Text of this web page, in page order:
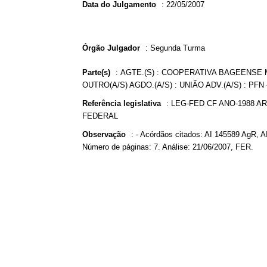
Data do Julgamento : 22/05/2007
Órgão Julgador : Segunda Turma
Parte(s) : AGTE.(S) : COOPERATIVA BAGEENSE
OUTRO(A/S) AGDO.(A/S) : UNIÃO ADV.(A/S) :
Referência legislativa : LEG-FED CF ANO-1988
FEDERAL
Observação : - Acórdãos citados: AI 145589 AgR,
Número de páginas: 7. Análise: 21/06/2007, FER.